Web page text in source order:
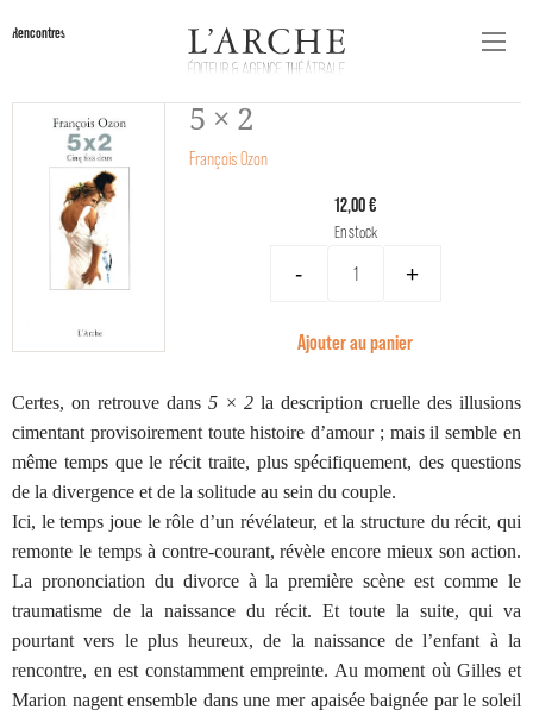
Rencontres
5 × 2
François Ozon
12,00 €
En stock
- +
Ajouter au panier
Certes, on retrouve dans 5 × 2 la description cruelle des illusions
cimentant provisoirement toute histoire d’amour ; mais il semble en
même temps que le récit traite, plus spécifiquement, des questions
de la divergence et de la solitude au sein du couple.
Ici, le temps joue le rôle d’un révélateur, et la structure du récit, qui
remonte le temps à contre-courant, révèle encore mieux son action.
La prononciation du divorce à la première scène est comme le
traumatisme de la naissance du récit. Et toute la suite, qui va
pourtant vers le plus heureux, de la naissance de l’enfant à la
rencontre, en est constamment empreinte. Au moment où Gilles et
Marion nagent ensemble dans une mer apaisée baignée par le soleil